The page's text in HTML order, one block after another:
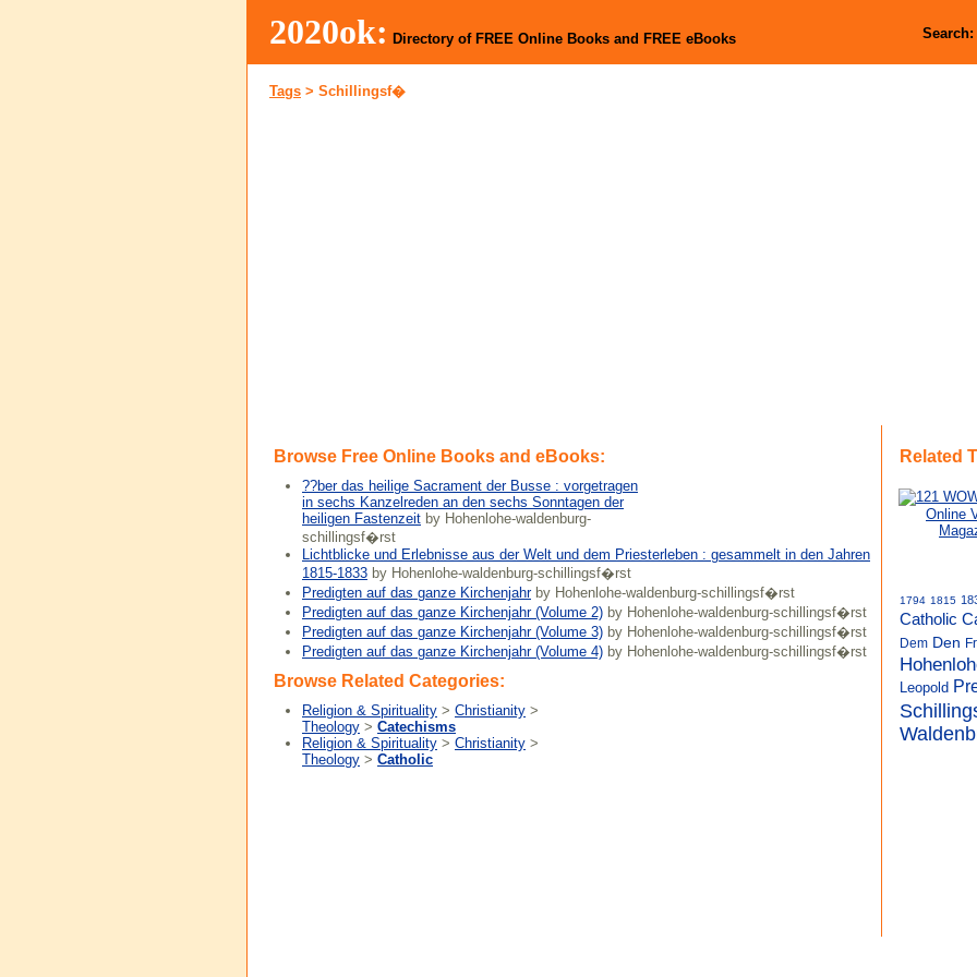
2020ok: Directory of FREE Online Books and FREE eBooks Search:
Tags > Schillingsf�
Browse Free Online Books and eBooks:
??ber das heilige Sacrament der Busse : vorgetragen
in sechs Kanzelreden an den sechs Sonntagen der
heiligen Fastenzeit by Hohenlohe-waldenburg-
schillingsf�rst
Lichtblicke und Erlebnisse aus der Welt und dem Priesterleben : gesammelt in den Jahren
1815-1833 by Hohenlohe-waldenburg-schillingsf�rst
Predigten auf das ganze Kirchenjahrby Hohenlohe-waldenburg-schillingsf�rst
Predigten auf das ganze Kirchenjahr (Volume 2) by Hohenlohe-waldenburg-schillingsf�rst
Predigten auf das ganze Kirchenjahr (Volume 3) by Hohenlohe-waldenburg-schillingsf�rst
Predigten auf das ganze Kirchenjahr (Volume 4) by Hohenlohe-waldenburg-schillingsf�rst
Browse Related Categories:
Religion & Spirituality > Christianity >
Theology > Catechisms
Religion & Spirituality > Christianity >
Theology > Catholic
Related
Online
1794 1815
Catholic
Dem Den
Leopold